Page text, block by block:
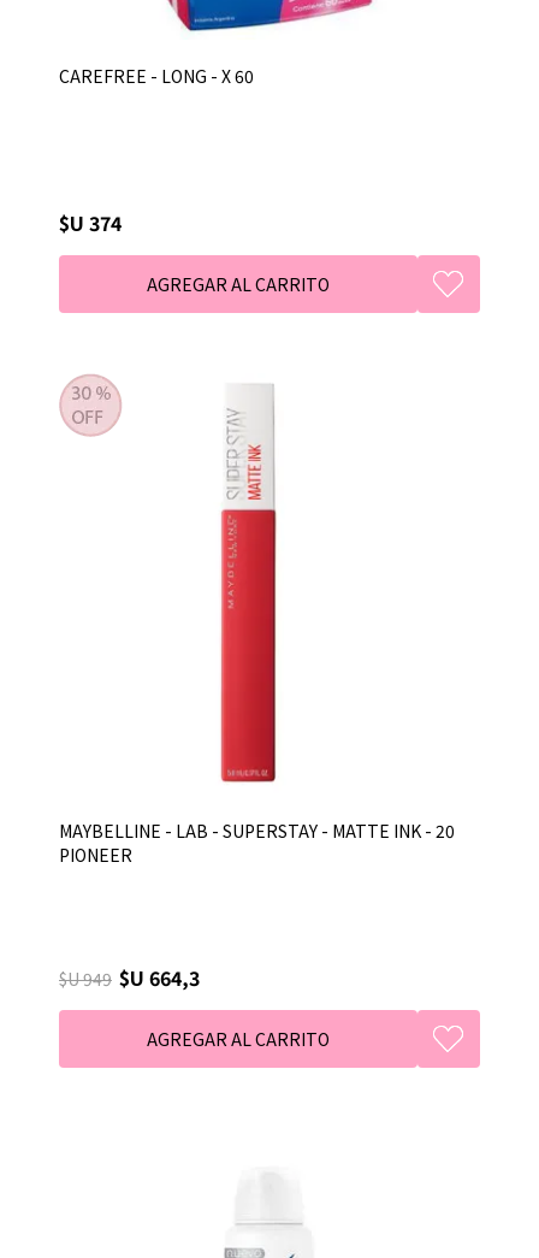
CAREFREE - LONG - X 60
$U 374
MAYBELLINE - LAB - SUPERSTAY - MATTE INK - 20
PIONEER
$U 949 $U 664,3